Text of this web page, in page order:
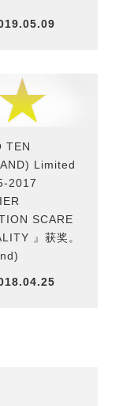
TEN
Limited
2017
SCARE
』获奖。